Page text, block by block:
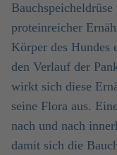
proteinreicher
Körper des
den Verlauf der
wirkt sich diese
seine Flora aus.
nach und nach
damit sich die